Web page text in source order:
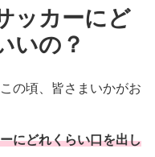
ッカーにど
いの？
の頃、皆さまいかがお
にどれくらい口を出し